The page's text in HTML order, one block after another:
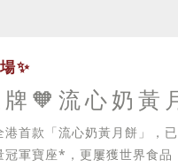
✨
牌🧡流心奶黃
港首款「流心奶黃月餅」，
軍寶座*，更屢獲世界食品